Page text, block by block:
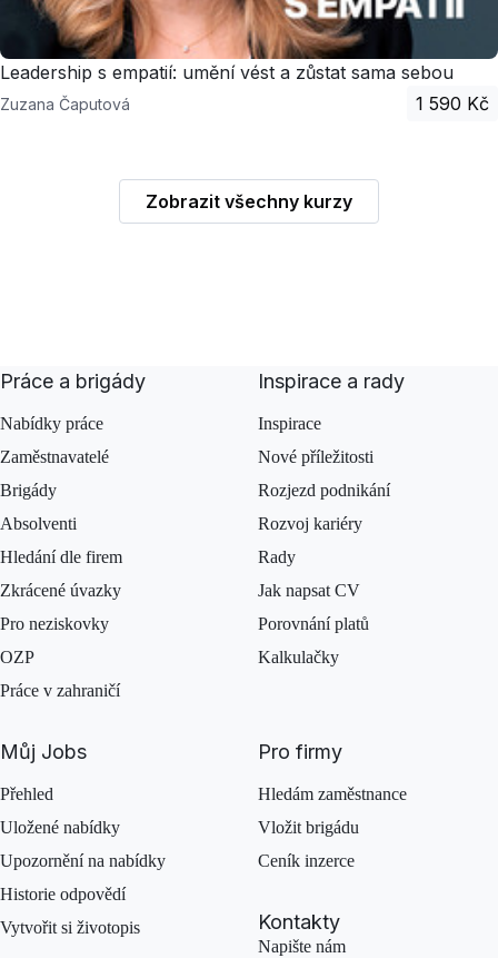
Leadership s empatií: umění vést a zůstat sama sebou
Zuzana Čaputová 1 590 Kč
Zobrazit všechny kurzy
Práce a brigády
Nabídky práce
Zaměstnavatelé
Brigády
Absolventi
Hledání dle firem
Zkrácené úvazky
Pro neziskovky
OZP
Práce v zahraničí
Inspirace a rady
Inspirace
Nové příležitosti
Rozjezd podnikání
Rozvoj kariéry
Rady
Jak napsat CV
Porovnání platů
Kalkulačky
Můj Jobs
Přehled
Uložené nabídky
Upozornění na nabídky
Historie odpovědí
Vytvořit si životopis
Pro firmy
Hledám zaměstnance
Vložit brigádu
Ceník inzerce
Kontakty
Napište nám